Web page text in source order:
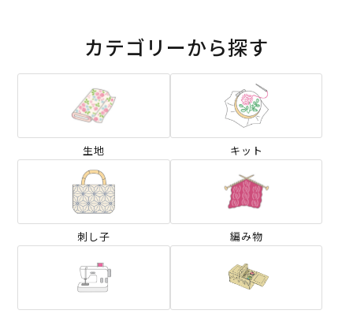
カテゴリーから探す
生地 キット
刺し子 編み物